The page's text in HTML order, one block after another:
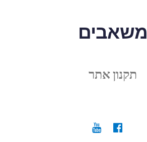
משאבים
תקנון אתר